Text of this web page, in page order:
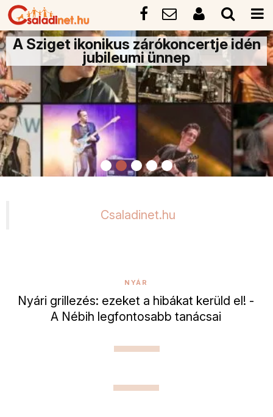
A Sziget ikonikus zárókoncertje idén
jubileumi ünnep
Csaladinet.hu
NYÁR
Nyári grillezés: ezeket a hibákat kerüld el! -
A Nébih legfontosabb tanácsai